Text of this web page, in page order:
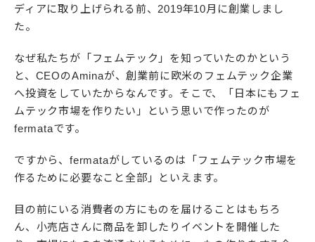
ディアに取り上げられる前、2019年10月に創業しまし
た。
なぜ私たちが「フェムテック」を知っていたのかという
と、CEOのAminaが、創業前に欧米のフェムテック企業
へ投資をしていたからなんです。そこで、「日本にもフェ
ムテック市場を作りたい」という思いで作ったのが
fermataです。
ですから、fermataがしているのは「フェムテック市場を
作るために必要なこと全部」といえます。
目の前にいる消費者の方にものを届けることはもちろ
ん、小売店さんに商品を卸したりイベントを開催した